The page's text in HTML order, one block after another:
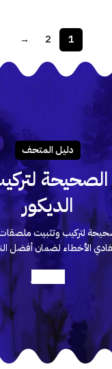
1
2
→
دليـل المتحـف
الديكور
لتركيب وتثبيت
الأخطاء لضمان أفضل